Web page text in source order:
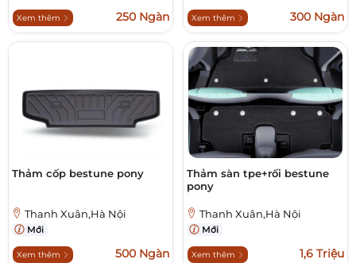
Xem thêm 250 Ngàn Xem thêm 300 Ngàn
Thảm cốp bestune pony
Thanh Xuân,Hà Nội
Mới
Xem thêm 500 Ngàn
Thảm sàn tpe+rối bestune
pony
Thanh Xuân,Hà Nội
Mới
Xem thêm 1,6 Triệu